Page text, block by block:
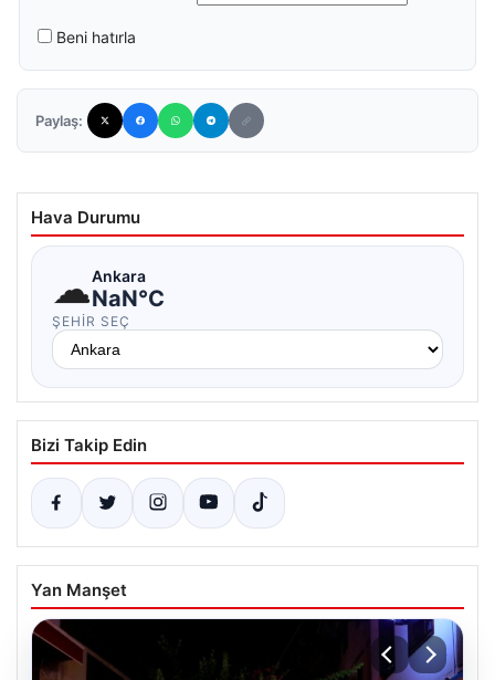
Beni hatırla
Paylaş:
Hava Durumu
☁Ankara
NaN°C
ŞEHIR SEÇ
Bizi Takip Edin
Yan Manşet